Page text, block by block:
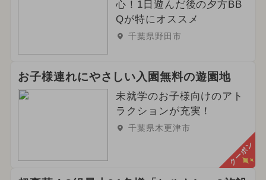
心！1日遊んだ後の夕方BB
Qが特にオススメ
千葉県野田市
お子様連れにやさしい入園無料の遊園地
未就学のお子様向けのアト
ラクションが充実！
千葉県木更津市
クーポン